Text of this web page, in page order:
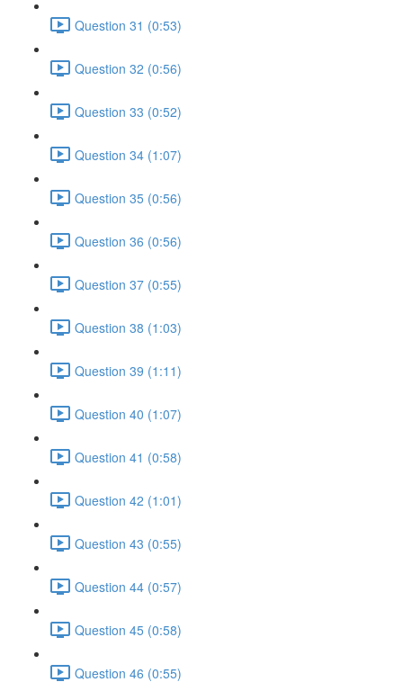
Question 31 (0:53)
Question 32 (0:56)
Question 33 (0:52)
Question 34 (1:07)
Question 35 (0:56)
Question 36 (0:56)
Question 37 (0:55)
Question 38 (1:03)
Question 39 (1:11)
Question 40 (1:07)
Question 41 (0:58)
Question 42 (1:01)
Question 43 (0:55)
Question 44 (0:57)
Question 45 (0:58)
Question 46 (0:55)